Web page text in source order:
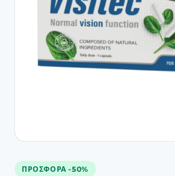
ΠΡΟΣΦΟΡΆ -50%